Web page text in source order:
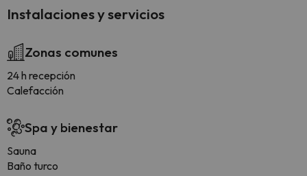
Instalaciones y servicios
Zonas comunes
24 h recepción
Calefacción
Spa y bienestar
Sauna
Baño turco